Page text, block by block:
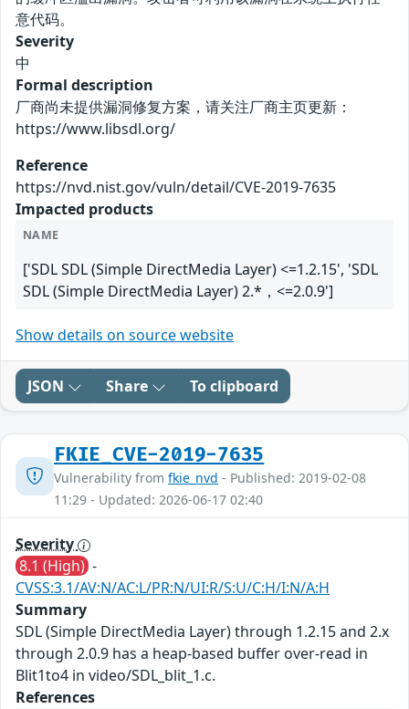
意代码。
Severity
中
Formal description
厂商尚未提供漏洞修复方案，请关注厂商主页更新：
https://www.libsdl.org/
Reference
https://nvd.nist.gov/vuln/detail/CVE-2019-7635
Impacted products
NAME
['SDL SDL (Simple DirectMedia Layer) <=1.2.15', 'SDL
SDL (Simple DirectMedia Layer) 2.*，<=2.0.9']
Show details on source website
JSON Share To clipboard
FKIE_CVE-2019-7635
Vulnerability from fkie_nvd - Published: 2019-02-08
11:29 - Updated: 2026-06-17 02:40
Severity
8.1 (High) -
CVSS:3.1/AV:N/AC:L/PR:N/UI:R/S:U/C:H/I:N/A:H
Summary
SDL (Simple DirectMedia Layer) through 1.2.15 and 2.x
through 2.0.9 has a heap-based buffer over-read in
Blit1to4 in video/SDL_blit_1.c.
References